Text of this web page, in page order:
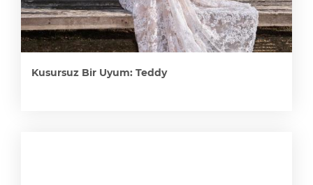
Kusursuz Bir Uyum: Teddy